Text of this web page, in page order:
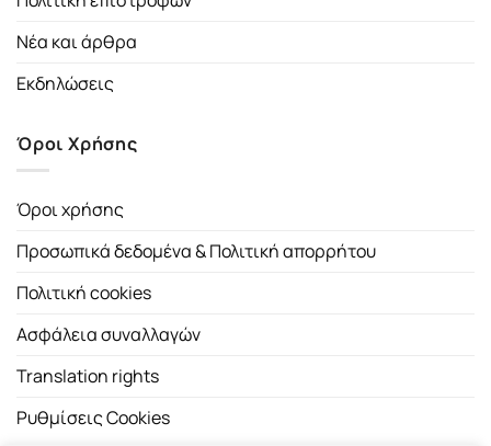
Νέα και άρθρα
Εκδηλώσεις
Όροι Χρήσης
Όροι χρήσης
Προσωπικά δεδομένα & Πολιτική απορρήτου
Πολιτική cookies
Ασφάλεια συναλλαγών
Translation rights
Ρυθμίσεις Cookies